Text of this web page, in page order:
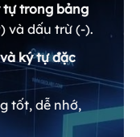
tự trong bảng
và dấu trừ (-).
ký tự đặc
tốt, dễ nhớ,